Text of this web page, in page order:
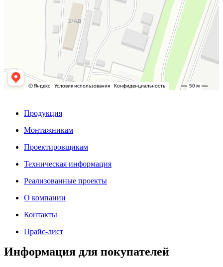
Продукция
Монтажникам
Проектировщикам
Техническая информация
Реализованные проекты
О компании
Контакты
Прайс-лист
Информация для покупателей